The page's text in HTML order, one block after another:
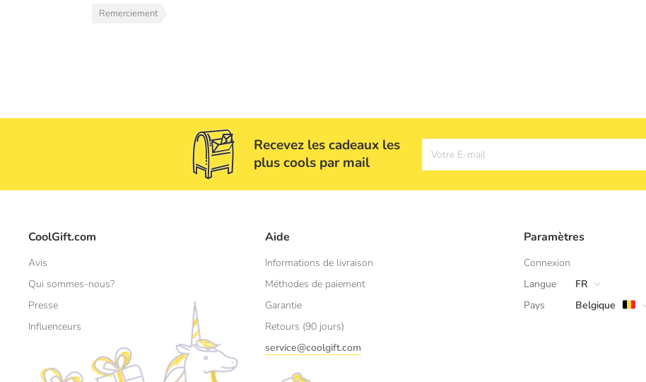
Remerciement
Recevez les cadeaux les
plus cools par mail
Votre E-mail
CoolGift.com
Avis
Qui sommes-nous?
Presse
Influenceurs
Aide
Informations de livraison
Méthodes de paiement
Garantie
Retours (90 jours)
service@coolgift.com
Paramètres
Connexion
Langue
FR
Pays
Belgique